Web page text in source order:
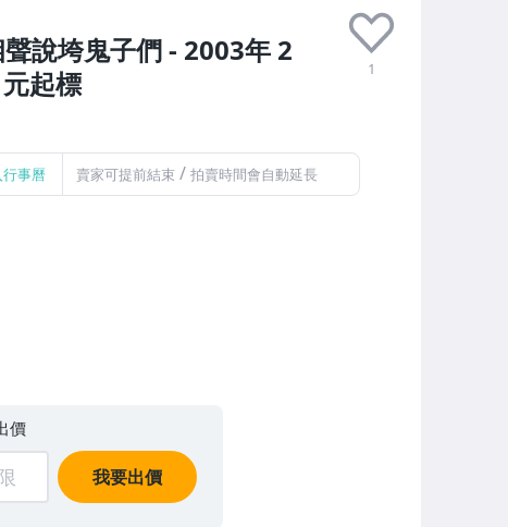
說垮鬼子們 - 2003年 2
起標
1
行事曆 賣家可提前結束 / 拍賣時間會自動延長
價
我要出價